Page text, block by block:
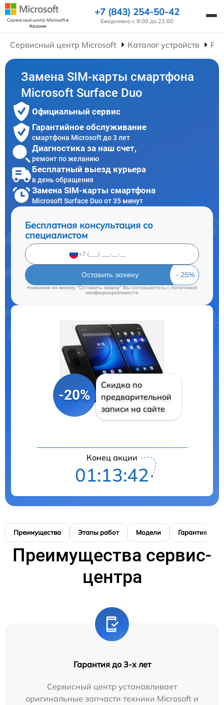
Сервисный центр Microsoftв
Казани
+7 (843) 254-50-42
Ежедневно с 9:00 до 21:00
Сервисный центр Microsoft Каталог устройств
Замена SIM-карты смартфона
Microsoft Surface Duo
Официальный сервис
Гарантийное обслуживание
смартфона Microsoft до 3 лет
Диагностика за наш счет,
ремонт по желанию
Бесплатный выезд курьера
в день обращения
Замена SIM-карты смартфона
Microsoft Surface Duo от 35 минут
Бесплатная консультация со
специалистом
Оставить заявку
Нажимая на кнопку "Оставить заявку" Вы соглашаетесь cполитикой
конфиденциальности
-20%
Скидка по
предварительной
записи на сайте
Конец акции
01:13:42
Преимущества Этапы работ Модели Гарантия
Преимущества сервис-
центра
Гарантия до 3-х лет
Сервисный центр устанавливает
оригинальные запчасти техники Microsoft и